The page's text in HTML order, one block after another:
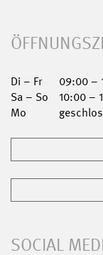
Di – Fr
09:00 –
Sa – So
10:00 –
Mo
SOCIAL